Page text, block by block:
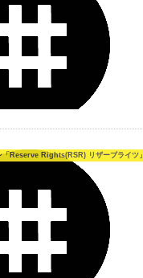
「Reserve Rights(RSR) リザーブライツ」